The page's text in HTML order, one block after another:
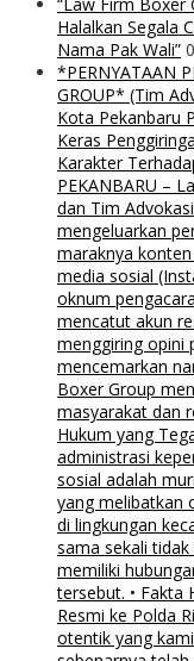
Halalkan Segala
Nama Pak Wali”
*PERNYATAAN
GROUP* (Tim
Kota Pekanbaru
Keras
Karakter
PEKANBARU –
dan Tim
mengeluarkan
maraknya
media sosial
oknum
mencatut akun
menggiring opini
mencemarkan
Boxer Group
masyarakat dan
Hukum yang
administrasi
sosial adalah
yang melibatkan
di lingkungan
sama sekali
memiliki
tersebut. • Fakta
Resmi ke Polda
otentik yang